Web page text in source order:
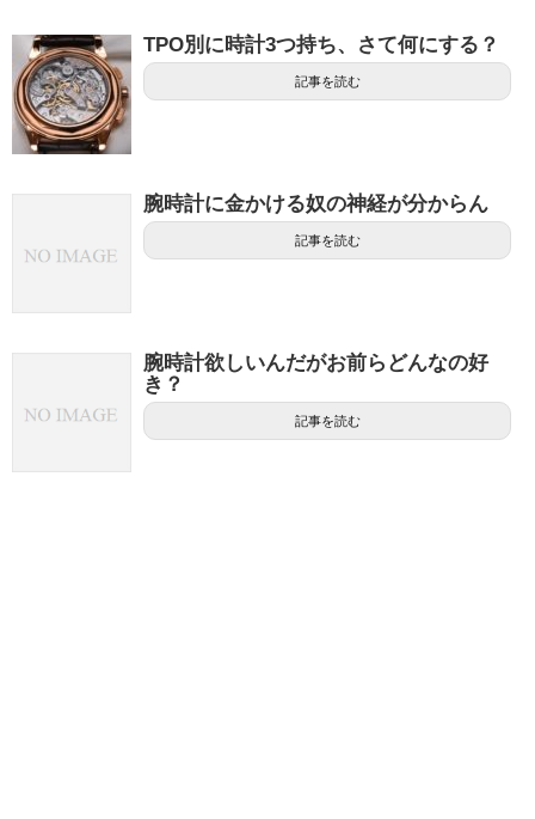
TPO別に時計3つ持ち、さて何にする？
記事を読む
腕時計に金かける奴の神経が分からん
記事を読む
腕時計欲しいんだがお前らどんなの好
き？
記事を読む